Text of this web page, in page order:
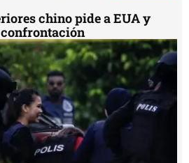
chino pide a EUA y